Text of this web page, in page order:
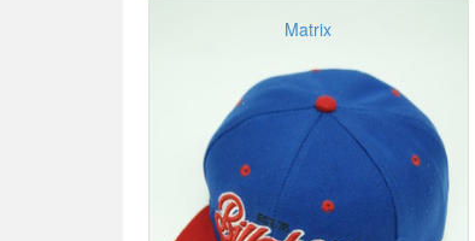
Matrix